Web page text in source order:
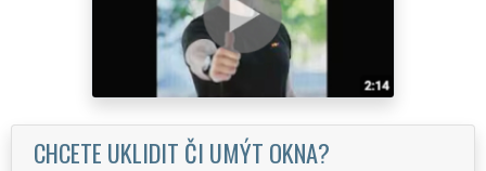
CHCETE UKLIDIT ČI UMÝT OKNA?